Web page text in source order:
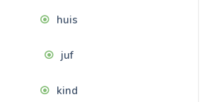
huis
juf
kind